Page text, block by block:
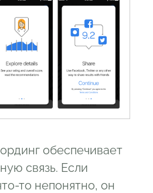
обеспечивает
связь. Если
то непонятно, он